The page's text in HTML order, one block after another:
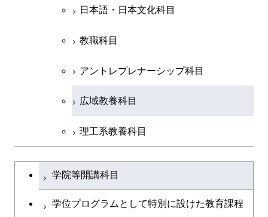
日本語・日本文化科目
教職科目
アントレプレナーシップ科目
広域教養科目
理工系教養科目
学士課程を切り替える
学院等開講科目
学位プログラムとして特別に設けた教育課程